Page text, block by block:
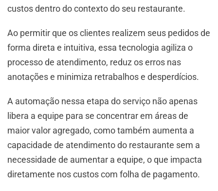
custos dentro do contexto do seu restaurante.
Ao permitir que os clientes realizem seus pedidos de
forma direta e intuitiva, essa tecnologia agiliza o
processo de atendimento, reduz os erros nas
anotações e minimiza retrabalhos e desperdícios.
A automação nessa etapa do serviço não apenas
libera a equipe para se concentrar em áreas de
maior valor agregado, como também aumenta a
capacidade de atendimento do restaurante sem a
necessidade de aumentar a equipe, o que impacta
diretamente nos custos com folha de pagamento.